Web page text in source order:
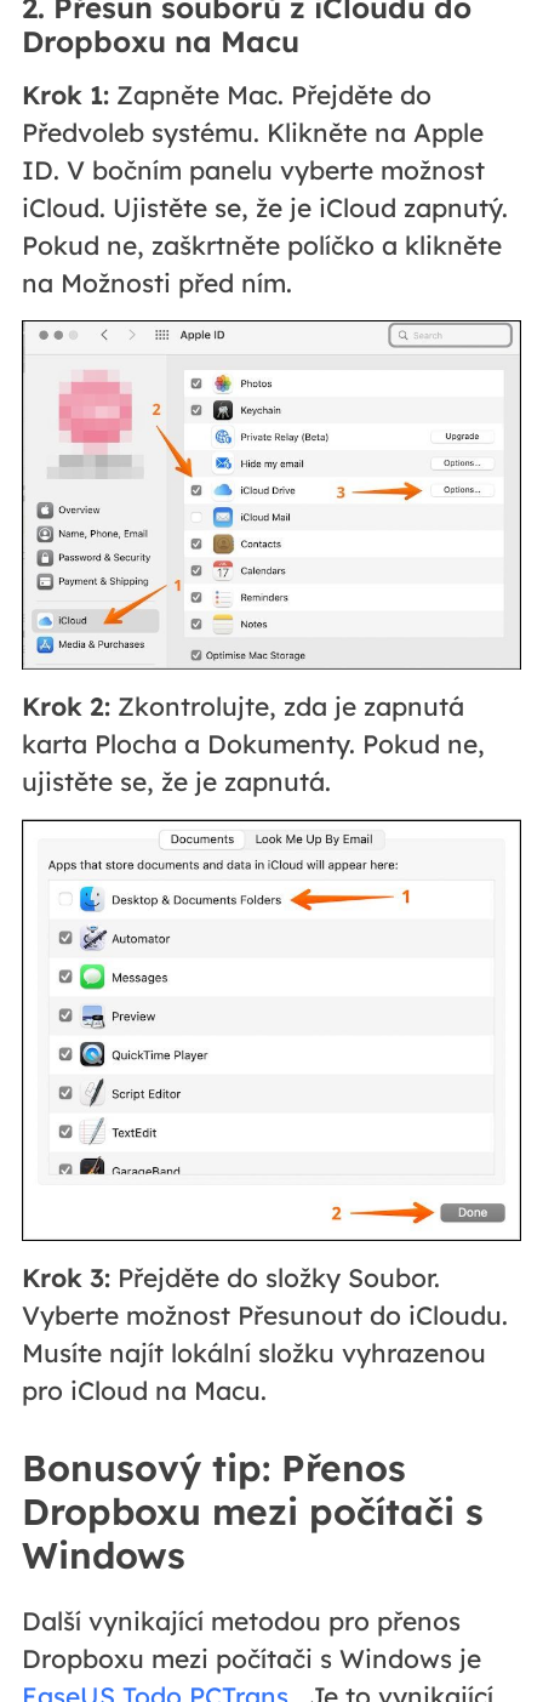
2. Přesun souborů z iCloudu do
Dropboxu na Macu
Krok 1:Zapněte Mac. Přejděte do
Předvoleb systému. Klikněte na Apple
ID. V bočním panelu vyberte možnost
iCloud. Ujistěte se, že je iCloud zapnutý.
Pokud ne, zaškrtněte políčko a klikněte
na Možnosti před ním.
Krok 2:Zkontrolujte, zda je zapnutá
karta Plocha a Dokumenty. Pokud ne,
ujistěte se, že je zapnutá.
Krok 3:Přejděte do složky Soubor.
Vyberte možnost Přesunout do iCloudu.
Musíte najít lokální složku vyhrazenou
pro iCloud na Macu.
Bonusový tip: Přenos
Dropboxu mezi počítači s
Windows
Další vynikající metodou pro přenos
Dropboxu mezi počítači s Windows je
EaseUS Todo PCTrans . Je to vynikající